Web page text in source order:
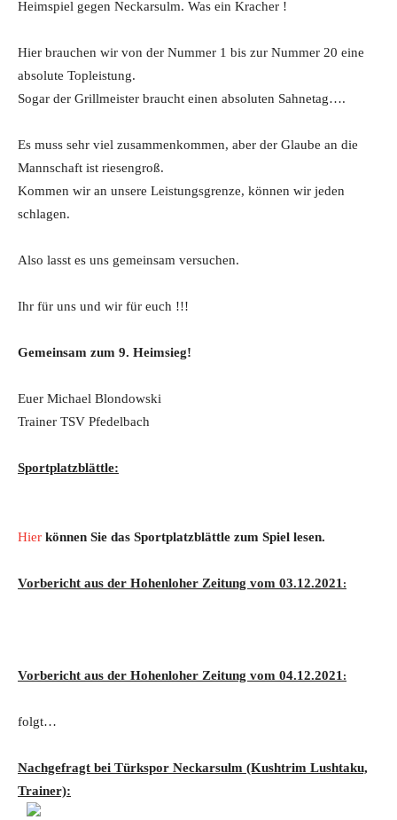
Heimspiel gegen Neckarsulm. Was ein Kracher !
Hier brauchen wir von der Nummer 1 bis zur Nummer 20 eine
absolute Topleistung.
Sogar der Grillmeister braucht einen absoluten Sahnetag….
Es muss sehr viel zusammenkommen, aber der Glaube an die
Mannschaft ist riesengroß.
Kommen wir an unsere Leistungsgrenze, können wir jeden
schlagen.
Also lasst es uns gemeinsam versuchen.
Ihr für uns und wir für euch !!!
Gemeinsam zum 9. Heimsieg!
Euer Michael Blondowski
Trainer TSV Pfedelbach
Sportplatzblättle:
Hier können Sie das Sportplatzblättle zum Spiel lesen.
Vorbericht aus der Hohenloher Zeitung vom 03.12.2021 :
Vorbericht aus der Hohenloher Zeitung vom 04.12.2021 :
folgt…
Nachgefragt bei Türkspor Neckarsulm (Kushtrim Lushtaku,
Trainer):